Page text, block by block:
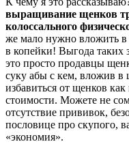
выращивание щенков
колоссального
же мало нужно вложить в
в копейки! Выгода таких
это просто продавцы
суку абы с кем, вложив в
избавиться от щенков
стоимости. Можете не
отсутствие прививок,
пословице про скупого,
«экономия».